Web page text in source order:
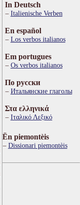
In Deutsch
Italienische Verben
En español
Los verbos italianos
Em portugues
Os verbos italianos
По русски
Итальянские глаголы
Στα ελληνικά
Ιταλικό Λεξικό
Ën piemontèis
Dissionari piemontèis